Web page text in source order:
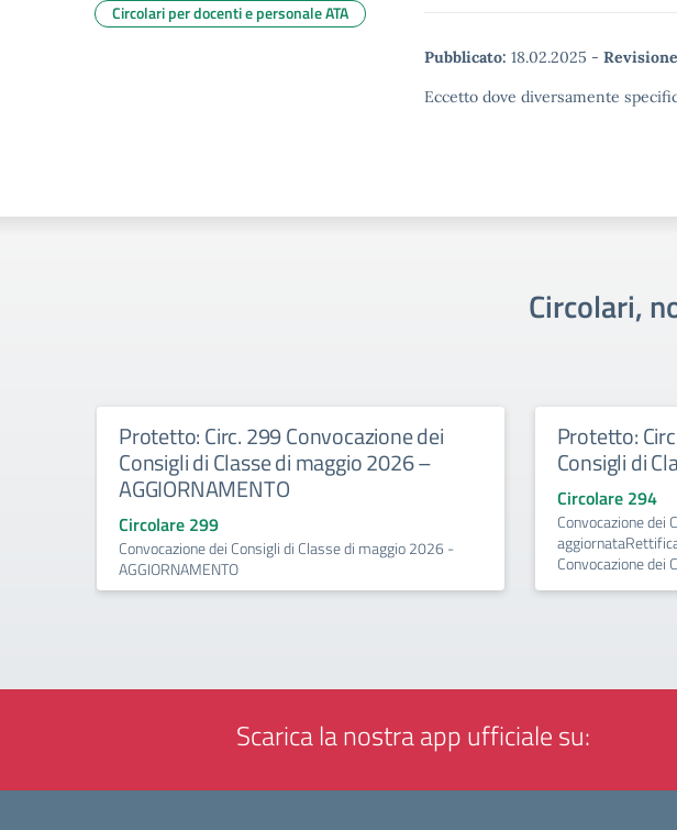
Pubblicato: 18.02.2025 -
Eccetto dove diversamente
Circolari per docenti e personale ATA
Circolari,
Protetto: Circ. 299 Convocazione dei
Consigli di Classe di maggio 2026 –
AGGIORNAMENTO
Circolare 299
Convocazione dei Consigli di Classe di maggio 2026 -
AGGIORNAMENTO
Protetto:
Consigli di
Circolare 294
Convocazione dei
Convocazione dei
Scarica la nostra app ufficiale su: